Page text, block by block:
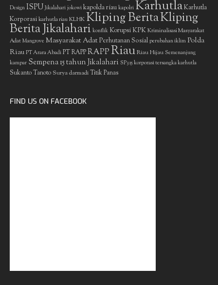
Design ISPU Jikalahari jokowi kapolda riau kapolri KarhutlaKarhutla
Korporasikarhutla riauKLHKKliping BeritaKliping
Berita Jikalahari konflik Korupsi KPKKriminalisasi Masyarakat
Adat Mangrove Masyarakat AdatPerhutanan Sosial perubahan iklim Polda
Riau PT Arara Abadi PT RAPPRAPPRiauRiau Hijau Semenanjung
kampar Sempena 15 tahun Jikalahari SP3 15 korporasi tersangka karhutla
Sukanto Tanoto Surya darmadiTitik Panas
FIND US ON FACEBOOK